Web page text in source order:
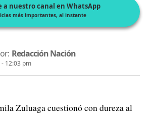
a nuestro canal en WhatsApp
más importantes, al instante
Redacción Nación
- 12:03 pm
Zuluaga cuestionó con dureza al